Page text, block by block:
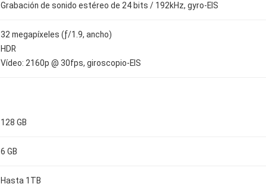
Grabación de sonido estéreo de 24 bits / 192kHz, gyro-EIS
32 megapíxeles (ƒ/1.9, ancho)
HDR
Vídeo: 2160p @ 30fps, giroscopio-EIS
128 GB
6 GB
Hasta 1TB